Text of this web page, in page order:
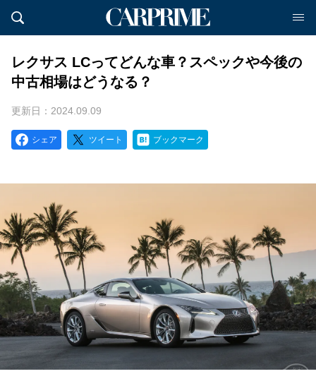
レクサス LCってどんな車？スペックや今後の
中古相場はどうなる？
更新日：2024.09.09
シェア ツイート ブックマーク